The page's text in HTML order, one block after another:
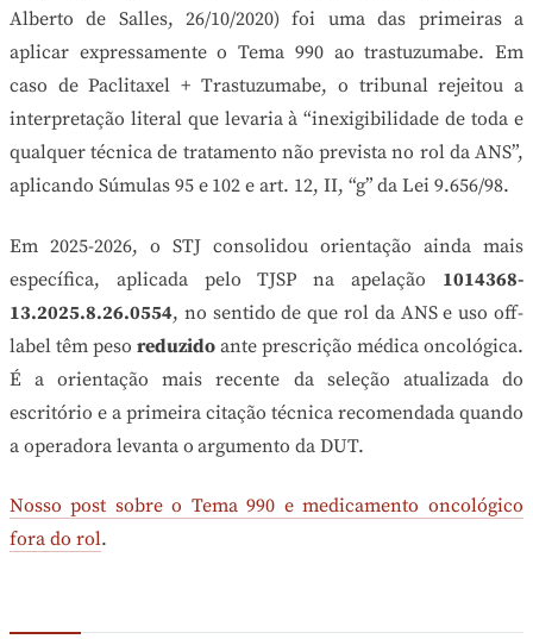
Alberto de Salles, 26/10/2020) foi uma das primeiras a
aplicar expressamente o Tema 990 ao trastuzumabe. Em
caso de Paclitaxel + Trastuzumabe, o tribunal rejeitou a
interpretação literal que levaria à “inexigibilidade de toda e
qualquer técnica de tratamento não prevista no rol da ANS”,
aplicando Súmulas 95 e 102 e art. 12, II, “g” da Lei 9.656/98.
Em 2025-2026, o STJ consolidou orientação ainda mais
específica, aplicada pelo TJSP na apelação 1014368-
13.2025.8.26.0554, no sentido de que rol da ANS e uso off-
label têm peso reduzido ante prescrição médica oncológica.
É a orientação mais recente da seleção atualizada do
escritório e a primeira citação técnica recomendada quando
a operadora levanta o argumento da DUT.
Nosso post sobre o Tema 990 e medicamento oncológico
fora do rol.